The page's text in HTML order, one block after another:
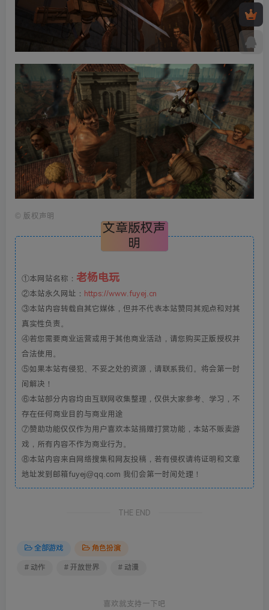
© 版权声明
文章版权声
明
①本网站名称： 老杨电玩
②本站永久网址： https://www.fuyej.cn
③本站内容转载自其它媒体，但并不代表本站赞同其观点和对其
真实性负责。
④若您需要商业运营或用于其他商业活动，请您购买正版授权并
合法使用。
⑤如果本站有侵犯、不妥之处的资源，请联系我们。将会第一时
间解决！
⑥本站部分内容均由互联网收集整理，仅供大家参考、学习，不
存在任何商业目的与商业用途
⑦赞助功能仅仅作为用户喜欢本站捐赠打赏功能，本站不贩卖游
戏，所有内容不作为商业行为。
⑧本站内容来自网络搜集和网友投稿，若有侵权请将证明和文章
地址发到邮箱fuyej@qq.com 我们会第一时间处理！
THE END
全部游戏 角色扮演
# 动作 # 开放世界 # 动漫
喜欢就支持一下吧